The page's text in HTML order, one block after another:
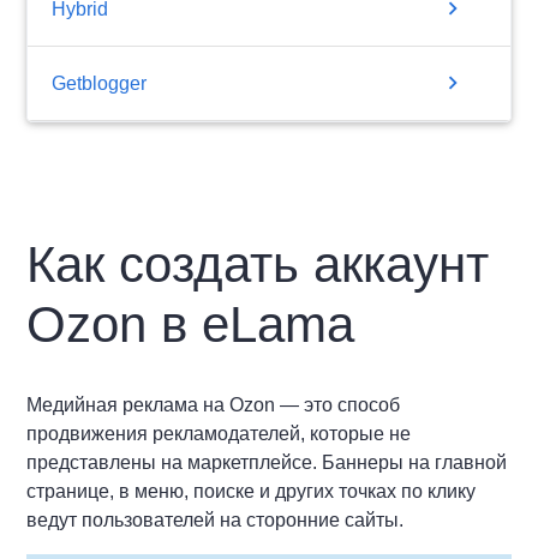
Hybrid chevron_right
Getblogger chevron_right
Как создать аккаунт
Ozon в eLama
Медийная реклама на Ozon — это способ
продвижения рекламодателей, которые не
представлены на маркетплейсе. Баннеры на главной
странице, в меню, поиске и других точках по клику
ведут пользователей на сторонние сайты.